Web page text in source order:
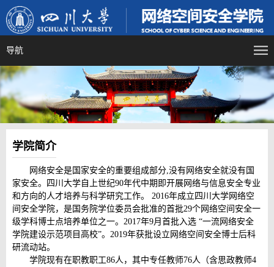
导航
学院简介
网络安全是国家安全的重要组成部分,没有网络安全就没有国
家安全。四川大学自上世纪90年代中期即开展网络与信息安全专业
和方向的人才培养与科学研究工作。 2016年成立四川大学网络空
间安全学院，是国务院学位委员会批准的首批29个网络空间安全一
级学科博士点培养单位之一。2017年9月首批入选 “一流网络安全
学院建设示范项目高校”。2019年获批设立网络空间安全博士后科
研流动站。
学院现有在职教职工86人，其中专任教师76人（含思政教师4